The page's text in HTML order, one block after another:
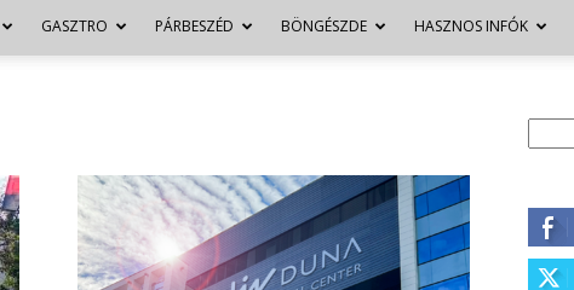
Türkinfo
GASZTRO PÁRBESZÉD BÖNGÉSZDE HASZNOS INFÓK